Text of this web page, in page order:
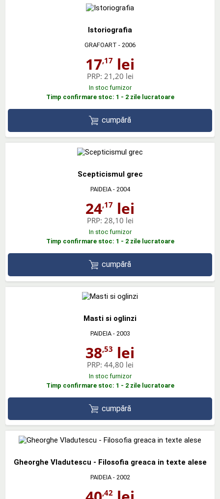
Istoriografia
GRAFOART - 2006
17,17 lei
PRP: 21,20 lei
In stoc furnizor
Timp confirmare stoc: 1 - 2 zile lucratoare
cumpără
Scepticismul grec
PAIDEIA- 2004
24,17 lei
PRP: 28,10 lei
In stoc furnizor
Timp confirmare stoc: 1 - 2 zile lucratoare
cumpără
Masti si oglinzi
PAIDEIA- 2003
38,53 lei
PRP: 44,80 lei
In stoc furnizor
Timp confirmare stoc: 1 - 2 zile lucratoare
cumpără
Gheorghe Vladutescu - Filosofia greaca in texte alese
PAIDEIA- 2002
,42